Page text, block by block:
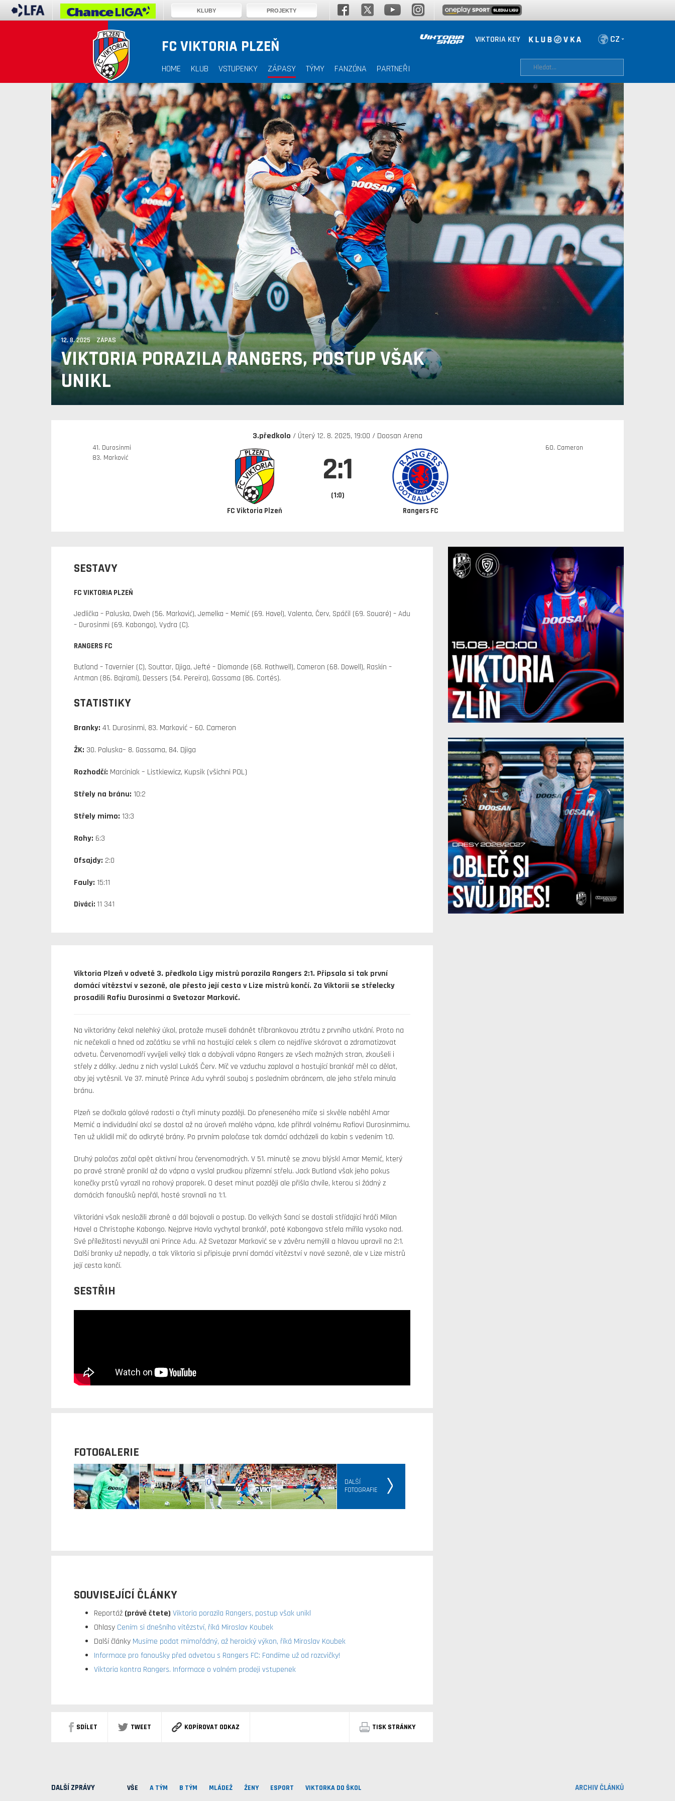
VIKTORIA KEY
FC VIKTORIA PLZEŇ
HOME KLUB VSTUPENKY ZÁPASY TÝMY FANZÓNA PARTNEŘI
12. 8. 2025 ZÁPAS
VIKTORIA PORAZILA RANGERS, POSTUP VŠAK
UNIKL
41. Durosinmi
83. Marković
3.předkolo / Úterý 12. 8. 2025, 19:00 / Doosan Arena
FC Viktoria Plzeň
2:1
(1:0)
Rangers FC
60. Cameron
SESTAVY
FC VIKTORIA PLZEŇ
Jedlička – Paluska, Dweh (56. Marković), Jemelka – Memić (69. Havel), Valenta, Červ, Spáčil (69. Souaré) – Adu
– Durosinmi (69. Kabongo), Vydra (C).
RANGERS FC
Butland – Tavernier (C), Souttar, Djiga, Jefté – Diomande (68. Rothwell), Cameron (68. Dowell), Raskin –
Antman (86. Bajrami), Dessers (54. Pereira), Gassama (86. Cortés).
STATISTIKY
Branky: 41. Durosinmi, 83. Marković – 60. Cameron
ŽK: 30. Paluska– 8. Gassama, 84. Djiga
Rozhodčí: Marciniak – Listkiewicz, Kupsik (všichni POL)
Střely na bránu: 10:2
Střely mimo: 13:3
Rohy: 6:3
Ofsajdy: 2:0
Fauly: 15:11
Diváci: 11 341
Viktoria Plzeň v odvetě 3. předkola Ligy mistrů porazila Rangers 2:1. Připsala si tak první
domácí vítězství v sezoně, ale přesto její cesta v Lize mistrů končí. Za Viktorii se střelecky
prosadili Rafiu Durosinmi a Svetozar Marković.
Na viktoriány čekal nelehký úkol, protože museli dohánět tříbrankovou ztrátu z prvního utkání. Proto na
nic nečekali a hned od začátku se vrhli na hostující celek s cílem co nejdříve skórovat a zdramatizovat
odvetu. Červenomodří vyvíjeli velký tlak a dobývali vápno Rangers ze všech možných stran, zkoušeli i
střely z dálky. Jednu z nich vyslal Lukáš Červ. Míč ve vzduchu zaplaval a hostující brankář měl co dělat,
aby jej vytěsnil. Ve 37. minutě Prince Adu vyhrál souboj s posledním obráncem, ale jeho střela minula
bránu.
Plzeň se dočkala gólové radosti o čtyři minuty později. Do přeneseného míče si skvěle naběhl Amar
Memić a individuální akcí se dostal až na úroveň malého vápna, kde přihrál volnému Rafiovi Durosinmimu.
Ten už uklidil míč do odkryté brány. Po prvním poločase tak domácí odcházeli do kabin s vedením 1:0.
Druhý poločas začal opět aktivní hrou červenomodrých. V 51. minutě se znovu blýskl Amar Memić, který
po pravé straně pronikl až do vápna a vyslal prudkou přízemní střelu. Jack Butland však jeho pokus
konečky prstů vyrazil na rohový praporek. O deset minut později ale přišla chvíle, kterou si žádný z
domácích fanoušků nepřál, hosté srovnali na 1:1.
Viktoriáni však nesložili zbraně a dál bojovali o postup. Do velkých šancí se dostali střídající hráči Milan
Havel a Christophe Kabongo. Nejprve Havla vychytal brankář, poté Kabongova střela mířila vysoko nad.
Své příležitosti nevyužil ani Prince Adu. Až Svetozar Marković se v závěru nemýlil a hlavou upravil na 2:1.
Další branky už nepadly, a tak Viktoria si připisuje první domácí vítězství v nové sezoně, ale v Lize mistrů
její cesta končí.
SESTŘIH
FOTOGALERIE
DALŠÍ
FOTOGRAFIE
SOUVISEJÍCÍ ČLÁNKY
Reportáž (právě čtete) Viktoria porazila Rangers, postup však unikl
Ohlasy Cením si dnešního vítězství, říká Miroslav Koubek
Další články Musíme podat mimořádný, až heroický výkon, říká Miroslav Koubek
Informace pro fanoušky před odvetou s Rangers FC: Fandíme už od rozcvičky!
Viktoria kontra Rangers. Informace o volném prodeji vstupenek
SDÍLET TWEET KOPÍROVAT ODKAZ TISK STRÁNKY
DALŠÍ ZPRÁVY VŠE A TÝM B TÝM MLÁDEŽ ŽENY ESPORT VIKTORKA DO ŠKOL ARCHIV ČLÁNKŮ
KLUBY PROJEKTY